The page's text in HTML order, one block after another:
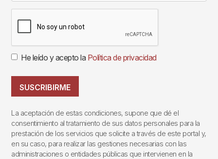
He leído y acepto la Política de privacidad
SUSCRIBIRME
La aceptación de estas condiciones, supone que dé el
consentimiento al tratamiento de sus datos personales para la
prestación de los servicios que solicite a través de este portal y,
en su caso, para realizar las gestiones necesarias con las
administraciones o entidades públicas que intervienen en la